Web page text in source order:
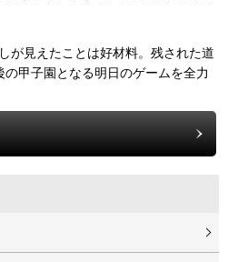
が見えたことは好材料。残された道
甲子園となる明日のゲームを全力